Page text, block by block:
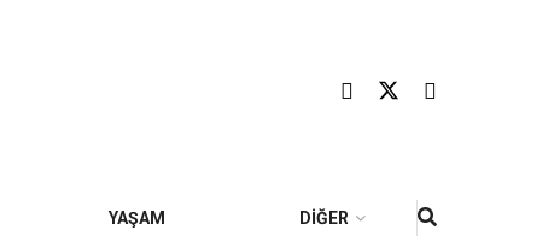
YAŞAM DİĞER